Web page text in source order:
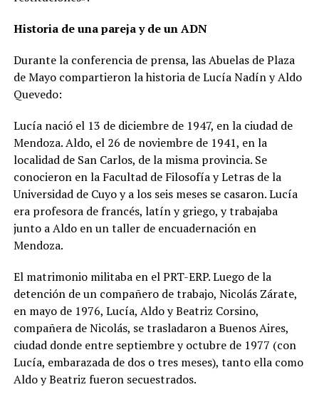
Historia de una pareja y de un ADN
Durante la conferencia de prensa, las Abuelas de Plaza
de Mayo compartieron la historia de Lucía Nadín y Aldo
Quevedo:
Lucía nació el 13 de diciembre de 1947, en la ciudad de
Mendoza. Aldo, el 26 de noviembre de 1941, en la
localidad de San Carlos, de la misma provincia. Se
conocieron en la Facultad de Filosofía y Letras de la
Universidad de Cuyo y a los seis meses se casaron. Lucía
era profesora de francés, latín y griego, y trabajaba
junto a Aldo en un taller de encuadernación en
Mendoza.
El matrimonio militaba en el PRT-ERP. Luego de la
detención de un compañero de trabajo, Nicolás Zárate,
en mayo de 1976, Lucía, Aldo y Beatriz Corsino,
compañera de Nicolás, se trasladaron a Buenos Aires,
ciudad donde entre septiembre y octubre de 1977 (con
Lucía, embarazada de dos o tres meses), tanto ella como
Aldo y Beatriz fueron secuestrados.